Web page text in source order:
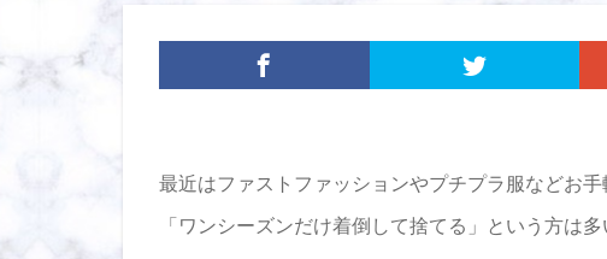
最近はファストファッションやプチプラ服などお
「ワンシーズンだけ着倒して捨てる」という方は多